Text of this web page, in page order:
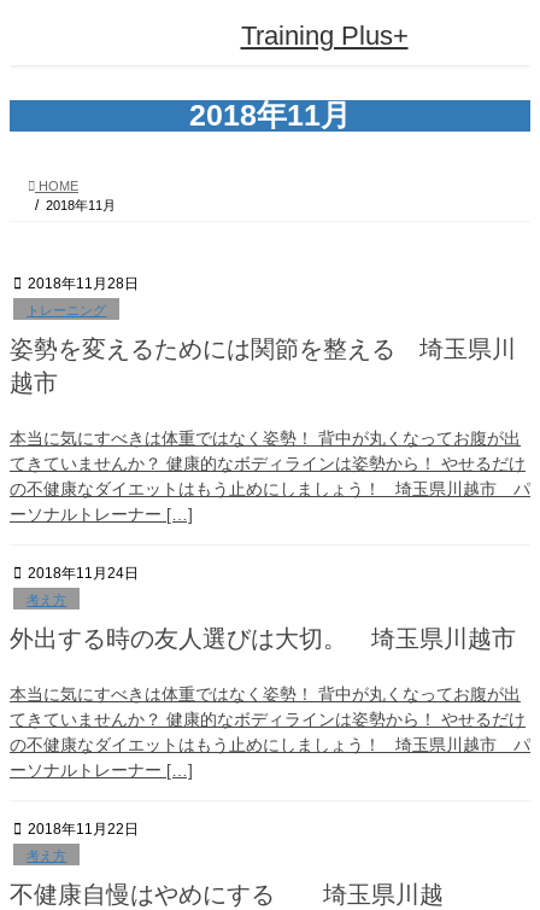
ツ
シ
Training Plus+
2018年11月
HOME
2018年11月
2018年11月28日
トレーニング
姿勢を変えるためには関節を整える 埼玉県川
越市
本当に気にすべきは体重ではなく姿勢！ 背中が丸くなってお腹が出
てきていませんか？ 健康的なボディラインは姿勢から！ やせるだけ
の不健康なダイエットはもう止めにしましょう！ 埼玉県川越市 パ
ーソナルトレーナー […]
2018年11月24日
考え方
外出する時の友人選びは大切。 埼玉県川越市
本当に気にすべきは体重ではなく姿勢！ 背中が丸くなってお腹が出
てきていませんか？ 健康的なボディラインは姿勢から！ やせるだけ
の不健康なダイエットはもう止めにしましょう！ 埼玉県川越市 パ
ーソナルトレーナー […]
2018年11月22日
考え方
不健康自慢はやめにする 埼玉県川越